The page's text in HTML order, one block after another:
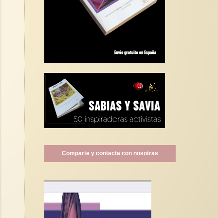
Comparte y contacta con nosotras